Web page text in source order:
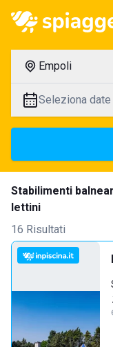
Empoli
Seleziona date
Stabilimenti
lettini
16 Risultati